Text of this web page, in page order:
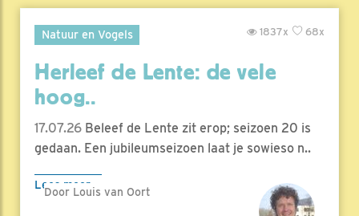
Natuur en Vogels 68x
1837x
Herleef de Lente: de vele
hoog..
17.07.26 Beleef de Lente zit erop; seizoen 20 is
gedaan. Een jubileumseizoen laat je sowieso n..
Lees meer
Door Louis van Oort